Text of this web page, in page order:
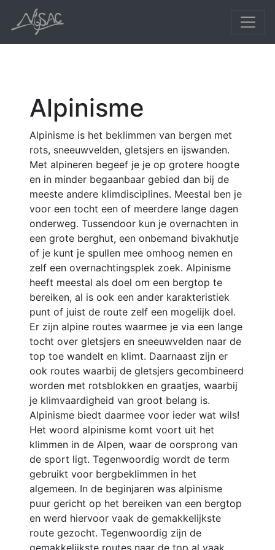
Alpinisme
Alpinisme is het beklimmen van bergen met
rots, sneeuwvelden, gletsjers en ijswanden.
Met alpineren begeef je je op grotere hoogte
en in minder begaanbaar gebied dan bij de
meeste andere klimdisciplines. Meestal ben je
voor een tocht een of meerdere lange dagen
onderweg. Tussendoor kun je overnachten in
een grote berghut, een onbemand bivakhutje
of je kunt je spullen mee omhoog nemen en
zelf een overnachtingsplek zoek. Alpinisme
heeft meestal als doel om een bergtop te
bereiken, al is ook een ander karakteristiek
punt of juist de route zelf een mogelijk doel.
Er zijn alpine routes waarmee je via een lange
tocht over gletsjers en sneeuwvelden naar de
top toe wandelt en klimt. Daarnaast zijn er
ook routes waarbij de gletsjers gecombineerd
worden met rotsblokken en graatjes, waarbij
je klimvaardigheid van groot belang is.
Alpinisme biedt daarmee voor ieder wat wils!
Het woord alpinisme komt voort uit het
klimmen in de Alpen, waar de oorsprong van
de sport ligt. Tegenwoordig wordt de term
gebruikt voor bergbeklimmen in het
algemeen. In de beginjaren was alpinisme
puur gericht op het bereiken van een bergtop
en werd hiervoor vaak de gemakkelijkste
route gezocht. Tegenwoordig zijn de
gemakkelijkste routes naar de top al vaak